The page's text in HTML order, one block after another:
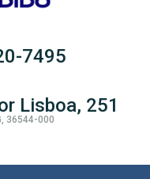
7495
Lisboa, 251
36544-000